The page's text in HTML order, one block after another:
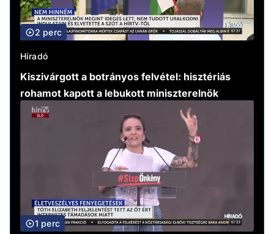
2 perc
Híradó
Kiszivárgott a botrányos felvétel: hisztériás
rohamot kapott a lebukott miniszterelnök
1 perc